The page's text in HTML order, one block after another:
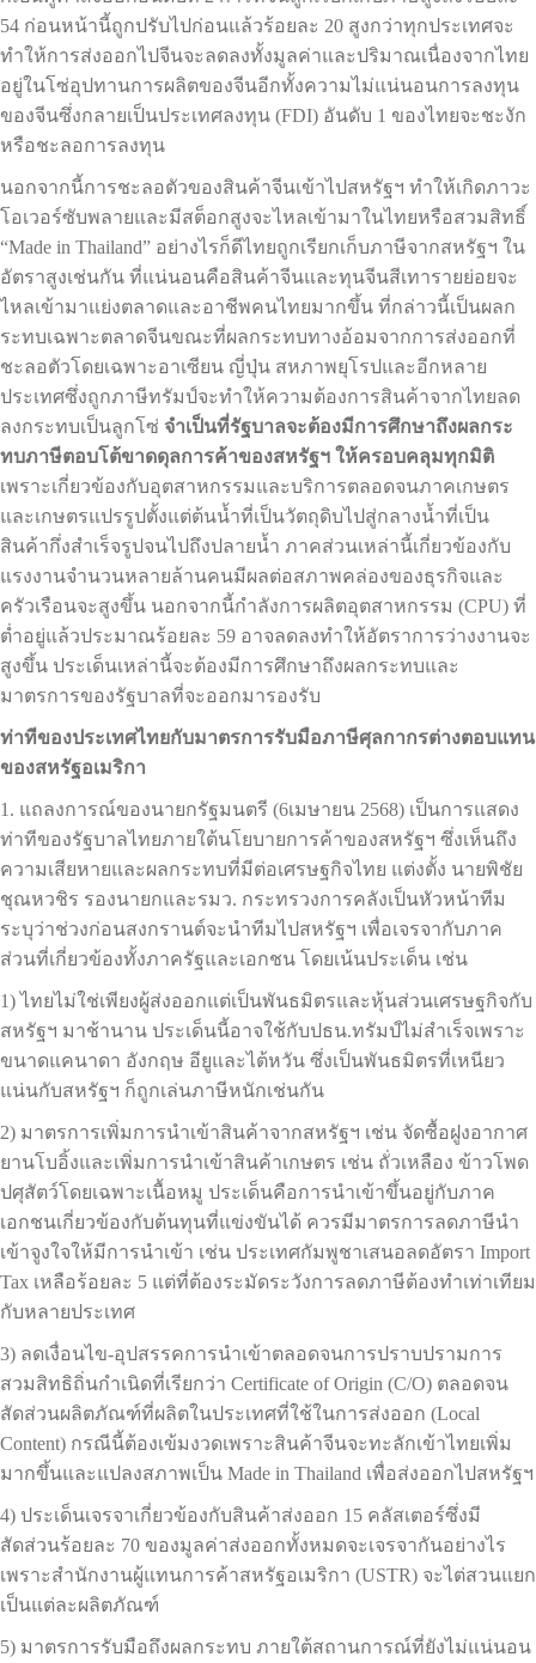
54 ก่อนหน้านี้ถูกปรับไปก่อนแล้วร้อยละ 20 สูงกว่าทุกประเทศจะ
ทำให้การส่งออกไปจีนจะลดลงทั้งมูลค่าและปริมาณเนื่องจากไทย
อยู่ในโซ่อุปทานการผลิตของจีนอีกทั้งความไม่แน่นอนการลงทุน
ของจีนซึ่งกลายเป็นประเทศลงทุน (FDI) อันดับ 1 ของไทยจะชะงัก
หรือชะลอการลงทุน
นอกจากนี้การชะลอตัวของสินค้าจีนเข้าไปสหรัฐฯ ทำให้เกิดภาวะ
โอเวอร์ซับพลายและมีสต็อกสูงจะไหลเข้ามาในไทยหรือสวมสิทธิ์
“Made in Thailand” อย่างไรก็ดีไทยถูกเรียกเก็บภาษีจากสหรัฐฯ ใน
อัตราสูงเช่นกัน ที่แน่นอนคือสินค้าจีนและทุนจีนสีเทารายย่อยจะ
ไหลเข้ามาแย่งตลาดและอาชีพคนไทยมากขึ้น ที่กล่าวนี้เป็นผลก
ระทบเฉพาะตลาดจีนขณะที่ผลกระทบทางอ้อมจากการส่งออกที่
ชะลอตัวโดยเฉพาะอาเซียน ญี่ปุ่น สหภาพยุโรปและอีกหลาย
ประเทศซึ่งถูกภาษีทรัมป์จะทำให้ความต้องการสินค้าจากไทยลด
ลงกระทบเป็นลูกโซ่ จำเป็นที่รัฐบาลจะต้องมีการศึกษาถึงผลกระ
ทบภาษีตอบโต้ขาดดุลการค้าของสหรัฐฯ ให้ครอบคลุมทุกมิติ
เพราะเกี่ยวข้องกับอุตสาหกรรมและบริการตลอดจนภาคเกษตร
และเกษตรแปรรูปตั้งแต่ต้นน้ำที่เป็นวัตถุดิบไปสู่กลางน้ำที่เป็น
สินค้ากึ่งสำเร็จรูปจนไปถึงปลายน้ำ ภาคส่วนเหล่านี้เกี่ยวข้องกับ
แรงงานจำนวนหลายล้านคนมีผลต่อสภาพคล่องของธุรกิจและ
ครัวเรือนจะสูงขึ้น นอกจากนี้กำลังการผลิตอุตสาหกรรม (CPU) ที่
ต่ำอยู่แล้วประมาณร้อยละ 59 อาจลดลงทำให้อัตราการว่างงานจะ
สูงขึ้น ประเด็นเหล่านี้จะต้องมีการศึกษาถึงผลกระทบและ
มาตรการของรัฐบาลที่จะออกมารองรับ
ท่าทีของประเทศไทยกับมาตรการรับมือภาษีศุลกากรต่างตอบแทน
ของสหรัฐอเมริกา
1. แถลงการณ์ของนายกรัฐมนตรี (6เมษายน 2568) เป็นการแสดง
ท่าทีของรัฐบาลไทยภายใต้นโยบายการค้าของสหรัฐฯ ซึ่งเห็นถึง
ความเสียหายและผลกระทบที่มีต่อเศรษฐกิจไทย แต่งตั้ง นายพิชัย
ชุณหวชิร รองนายกและรมว. กระทรวงการคลังเป็นหัวหน้าทีม
ระบุว่าช่วงก่อนสงกรานต์จะนำทีมไปสหรัฐฯ เพื่อเจรจากับภาค
ส่วนที่เกี่ยวข้องทั้งภาครัฐและเอกชน โดยเน้นประเด็น เช่น
1) ไทยไม่ใช่เพียงผู้ส่งออกแต่เป็นพันธมิตรและหุ้นส่วนเศรษฐกิจกับ
สหรัฐฯ มาช้านาน ประเด็นนี้อาจใช้กับปธน.ทรัมป์ไม่สำเร็จเพราะ
ขนาดแคนาดา อังกฤษ อียูและไต้หวัน ซึ่งเป็นพันธมิตรที่เหนียว
แน่นกับสหรัฐฯ ก็ถูกเล่นภาษีหนักเช่นกัน
2) มาตรการเพิ่มการนำเข้าสินค้าจากสหรัฐฯ เช่น จัดซื้อฝูงอากาศ
ยานโบอิ้งและเพิ่มการนำเข้าสินค้าเกษตร เช่น ถั่วเหลือง ข้าวโพด
ปศุสัตว์โดยเฉพาะเนื้อหมู ประเด็นคือการนำเข้าขึ้นอยู่กับภาค
เอกชนเกี่ยวข้องกับต้นทุนที่แข่งขันได้ ควรมีมาตรการลดภาษีนำ
เข้าจูงใจให้มีการนำเข้า เช่น ประเทศกัมพูชาเสนอลดอัตรา Import
Tax เหลือร้อยละ 5 แต่ที่ต้องระมัดระวังการลดภาษีต้องทำเท่าเทียม
กับหลายประเทศ
3) ลดเงื่อนไข-อุปสรรคการนำเข้าตลอดจนการปราบปรามการ
สวมสิทธิถิ่นกำเนิดที่เรียกว่า Certificate of Origin (C/O) ตลอดจน
สัดส่วนผลิตภัณฑ์ที่ผลิตในประเทศที่ใช้ในการส่งออก (Local
Content) กรณีนี้ต้องเข้มงวดเพราะสินค้าจีนจะทะลักเข้าไทยเพิ่ม
มากขึ้นและแปลงสภาพเป็น Made in Thailand เพื่อส่งออกไปสหรัฐฯ
4) ประเด็นเจรจาเกี่ยวข้องกับสินค้าส่งออก 15 คลัสเตอร์ซึ่งมี
สัดส่วนร้อยละ 70 ของมูลค่าส่งออกทั้งหมดจะเจรจากันอย่างไร
เพราะสำนักงานผู้แทนการค้าสหรัฐอเมริกา (USTR) จะไต่สวนแยก
เป็นแต่ละผลิตภัณฑ์
5) มาตรการรับมือถึงผลกระทบ ภายใต้สถานการณ์ที่ยังไม่แน่นอน